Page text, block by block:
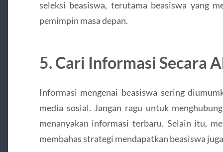
seleksi beasiswa, terutama beasiswa yang
pemimpin masa depan.
5. Cari Informasi Secara
Informasi mengenai beasiswa sering
media sosial. Jangan ragu untuk
menanyakan informasi terbaru. Selain itu,
membahas strategi mendapatkan beasiswa